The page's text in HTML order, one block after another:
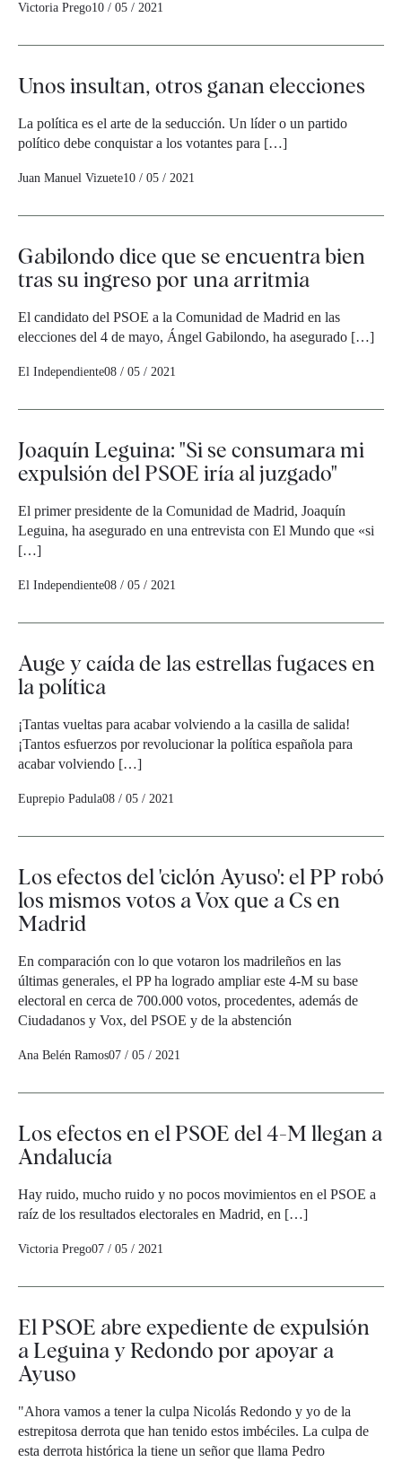
Victoria Prego10 / 05 / 2021
Unos insultan, otros ganan elecciones
La política es el arte de la seducción. Un líder o un partido
político debe conquistar a los votantes para […]
Juan Manuel Vizuete10 / 05 / 2021
Gabilondo dice que se encuentra bien
tras su ingreso por una arritmia
El candidato del PSOE a la Comunidad de Madrid en las
elecciones del 4 de mayo, Ángel Gabilondo, ha asegurado […]
El Independiente08 / 05 / 2021
Joaquín Leguina: "Si se consumara mi
expulsión del PSOE iría al juzgado"
El primer presidente de la Comunidad de Madrid, Joaquín
Leguina, ha asegurado en una entrevista con El Mundo que «si
[…]
El Independiente08 / 05 / 2021
Auge y caída de las estrellas fugaces en
la política
¡Tantas vueltas para acabar volviendo a la casilla de salida!
¡Tantos esfuerzos por revolucionar la política española para
acabar volviendo […]
Euprepio Padula08 / 05 / 2021
Los efectos del 'ciclón Ayuso': el PP robó
los mismos votos a Vox que a Cs en
Madrid
En comparación con lo que votaron los madrileños en las
últimas generales, el PP ha logrado ampliar este 4-M su base
electoral en cerca de 700.000 votos, procedentes, además de
Ciudadanos y Vox, del PSOE y de la abstención
Ana Belén Ramos07 / 05 / 2021
Los efectos en el PSOE del 4-M llegan a
Andalucía
Hay ruido, mucho ruido y no pocos movimientos en el PSOE a
raíz de los resultados electorales en Madrid, en […]
Victoria Prego07 / 05 / 2021
El PSOE abre expediente de expulsión
a Leguina y Redondo por apoyar a
Ayuso
"Ahora vamos a tener la culpa Nicolás Redondo y yo de la
estrepitosa derrota que han tenido estos imbéciles. La culpa de
esta derrota histórica la tiene un señor que llama Pedro